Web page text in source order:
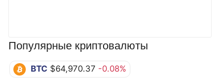
Популярные криптовалюты
BTC $64,970.37 -0.08%